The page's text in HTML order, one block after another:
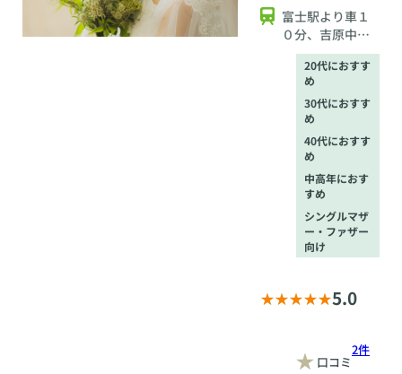
富士駅より車１
０分、吉原中央
駅より徒歩５分
20代におすす
め
30代におすす
め
40代におすす
め
中高年におす
すめ
シングルマザ
ー・ファザー
向け
5.0
口コミ
2件